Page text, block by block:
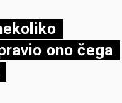
ono čega